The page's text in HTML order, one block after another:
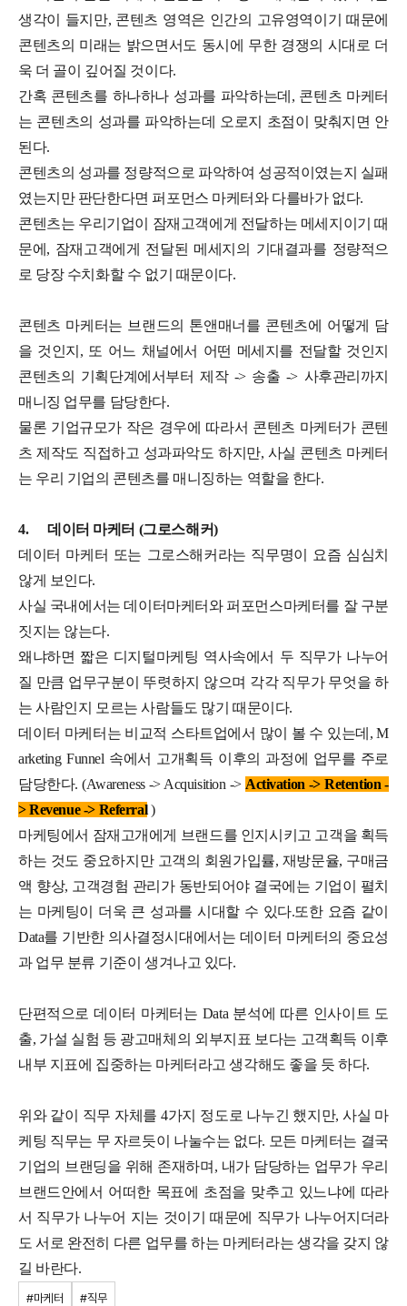
생각이 들지만, 콘텐츠 영역은 인간의 고유영역이기 때문에
콘텐츠의 미래는 밝으면서도 동시에 무한 경쟁의 시대로 더
욱 더 골이 깊어질 것이다.
간혹 콘텐츠를 하나하나 성과를 파악하는데, 콘텐츠 마케터
는 콘텐츠의 성과를 파악하는데 오로지 초점이 맞춰지면 안
된다.
콘텐츠의 성과를 정량적으로 파악하여 성공적이였는지 실패
였는지만 판단한다면 퍼포먼스 마케터와 다를바가 없다.
콘텐츠는 우리기업이 잠재고객에게 전달하는 메세지이기 때
문에, 잠재고객에게 전달된 메세지의 기대결과를 정량적으
로 당장 수치화할 수 없기 때문이다.
콘텐츠 마케터는 브랜드의 톤앤매너를 콘텐츠에 어떻게 담
을 것인지, 또 어느 채널에서 어떤 메세지를 전달할 것인지
콘텐츠의 기획단계에서부터 제작 -> 송출 -> 사후관리까지
매니징 업무를 담당한다.
물론 기업규모가 작은 경우에 따라서 콘텐츠 마케터가 콘텐
츠 제작도 직접하고 성과파악도 하지만, 사실 콘텐츠 마케터
는 우리 기업의 콘텐츠를 매니징하는 역할을 한다.
4.
데이터 마케터 (그로스해커)
데이터 마케터 또는 그로스해커라는 직무명이 요즘 심심치
않게 보인다.
사실 국내에서는 데이터마케터와 퍼포먼스마케터를 잘 구분
짓지는 않는다.
왜냐하면 짧은 디지털마케팅 역사속에서 두 직무가 나누어
질 만큼 업무구분이 뚜렷하지 않으며 각각 직무가 무엇을 하
는 사람인지 모르는 사람들도 많기 때문이다.
데이터 마케터는 비교적 스타트업에서 많이 볼 수 있는데, M
arketing Funnel 속에서 고개획득 이후의 과정에 업무를 주로
담당한다. (Awareness -> Acquisition -> Activation -> Retention -
> Revenue -> Referral)
마케팅에서 잠재고개에게 브랜드를 인지시키고 고객을 획득
하는 것도 중요하지만 고객의 회원가입률, 재방문율, 구매금
액 향상, 고객경험 관리가 동반되어야 결국에는 기업이 펼치
는 마케팅이 더욱 큰 성과를 시대할 수 있다.또한 요즘 같이
Data를 기반한 의사결정시대에서는 데이터 마케터의 중요성
과 업무 분류 기준이 생겨나고 있다.
단편적으로 데이터 마케터는 Data 분석에 따른 인사이트 도
출, 가설 실험 등 광고매체의 외부지표 보다는 고객획득 이후
내부 지표에 집중하는 마케터라고 생각해도 좋을 듯 하다.
위와 같이 직무 자체를 4가지 정도로 나누긴 했지만, 사실 마
케팅 직무는 무 자르듯이 나눌수는 없다. 모든 마케터는 결국
기업의 브랜딩을 위해 존재하며, 내가 담당하는 업무가 우리
브랜드안에서 어떠한 목표에 초점을 맞추고 있느냐에 따라
서 직무가 나누어 지는 것이기 때문에 직무가 나누어지더라
도 서로 완전히 다른 업무를 하는 마케터라는 생각을 갖지 않
길 바란다.
#마케터 #직무